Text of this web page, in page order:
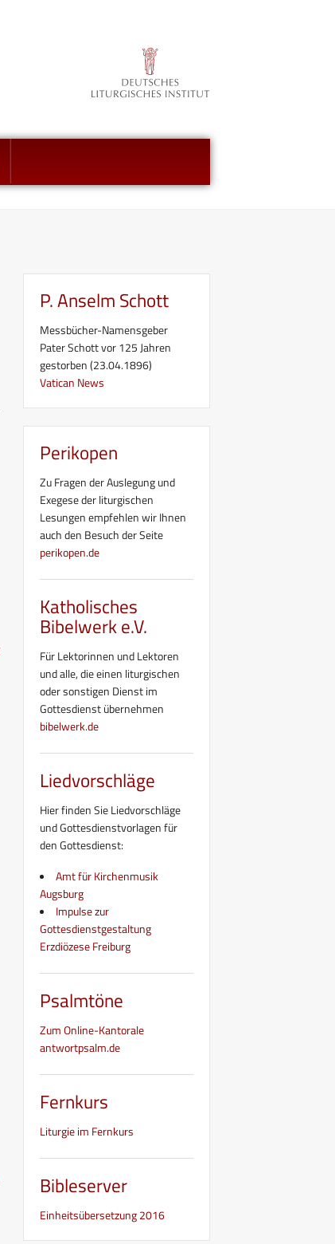
P. Anselm Schott
Messbücher-Namensgeber
Pater Schott vor 125 Jahren
gestorben (23.04.1896)
Vatican News
Perikopen
Zu Fragen der Auslegung und
Exegese der liturgischen
Lesungen empfehlen wir Ihnen
auch den Besuch der Seite
perikopen.de
Katholisches
Bibelwerk e.V.
Für Lektorinnen und Lektoren
und alle, die einen liturgischen
oder sonstigen Dienst im
Gottesdienst übernehmen
bibelwerk.de
Liedvorschläge
Hier finden Sie Liedvorschläge
und Gottesdienstvorlagen für
den Gottesdienst:
Amt für Kirchenmusik
Augsburg
Impulse zur
Gottesdienstgestaltung
Erzdiözese Freiburg
Psalmtöne
Zum Online-Kantorale
antwortpsalm.de
Fernkurs
Liturgie im Fernkurs
Bibleserver
Einheitsübersetzung 2016